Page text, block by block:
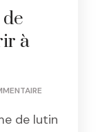
à
–
de lutin